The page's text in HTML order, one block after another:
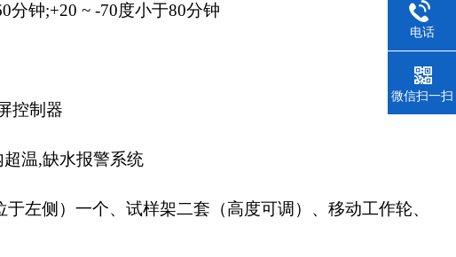
分钟;+20 ~ -70度小于80分钟
控制器
温,缺水报警系统
左侧）一个、试样架二套（高度可调）、移动工作轮、
电话
微信扫一扫